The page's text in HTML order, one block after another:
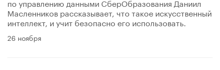
по управлению данными СберОбразования Даниил
Масленников рассказывает, что такое искусственный
интеллект, и учит безопасно его использовать.
26 ноября